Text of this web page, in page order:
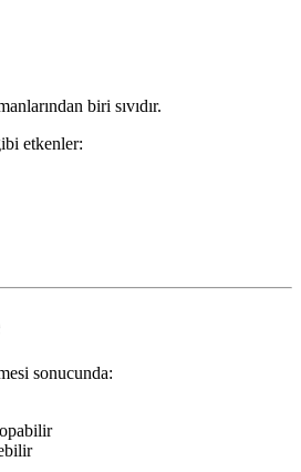
biri sıvıdır.
etkenler:
sonucunda: